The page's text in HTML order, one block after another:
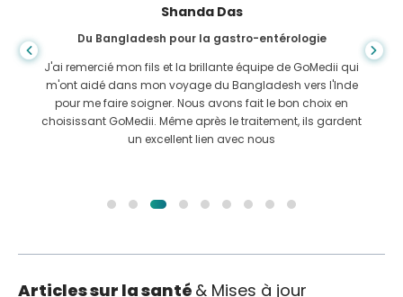
Shanda Das
Du Bangladesh pour la gastro-entérologie
J'ai remercié mon fils et la brillante équipe de GoMedii qui
m'ont aidé dans mon voyage du Bangladesh vers l'Inde
pour me faire soigner. Nous avons fait le bon choix en
choisissant GoMedii. Même après le traitement, ils gardent
un excellent lien avec nous
Articles sur la santé & Mises à jour